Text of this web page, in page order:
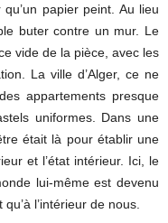
qu’un papier peint. Au lieu
buter contre un mur. Le
vide de la pièce, avec les
La ville d’Alger, ce ne
appartements presque
uniformes. Dans une
était là pour établir une
et l’état intérieur. Ici, le
lui-même est devenu
l’intérieur de nous.